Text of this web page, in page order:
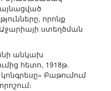
որոնք
ստեղծման
անկախ
հետո, 1918թ.
Բաթումում